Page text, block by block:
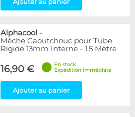
Alphacool -
Mèche Caoutchouc pour Tube
Rigide 13mm Interne - 1.5 Mètre
16,90 €
En stock
Expédition immédiate
Ajouter au panier